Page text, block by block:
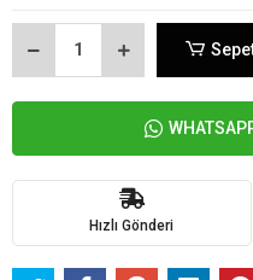
Hızlı Gönderi